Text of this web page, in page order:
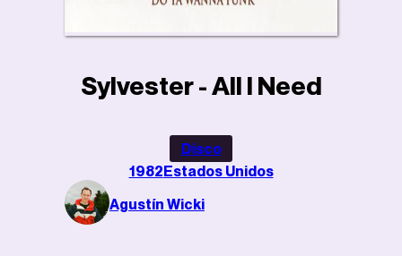
Agustín Wicki
Sylvester - All I Need
Disco
1982Estados Unidos